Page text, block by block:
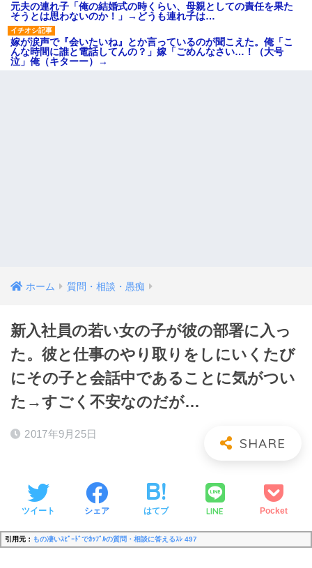
元夫の連れ子「俺の結婚式の時くらい、母親としての責任を果た
そうとは思わないのか！」→どうも連れ子は…
嫁が涙声で『会いたいね』とか言っているのが聞こえた。俺「こ
んな時間に誰と電話してんの？」嫁「ごめんなさい…！（大号
泣」俺（キターー）→
ホーム 質問・相談・愚痴
新入社員の若い女の子が彼の部署に入っ
た。彼と仕事のやり取りをしにいくたび
にその子と会話中であることに気がつい
た→すごく不安なのだが…
2017年9月25日
ツイート シェア はてブ LINE Pocket
引用元： もの凄いｽﾋﾟｰﾄﾞでｶｯﾌﾟﾙの質問・相談に答えるｽﾚ 497